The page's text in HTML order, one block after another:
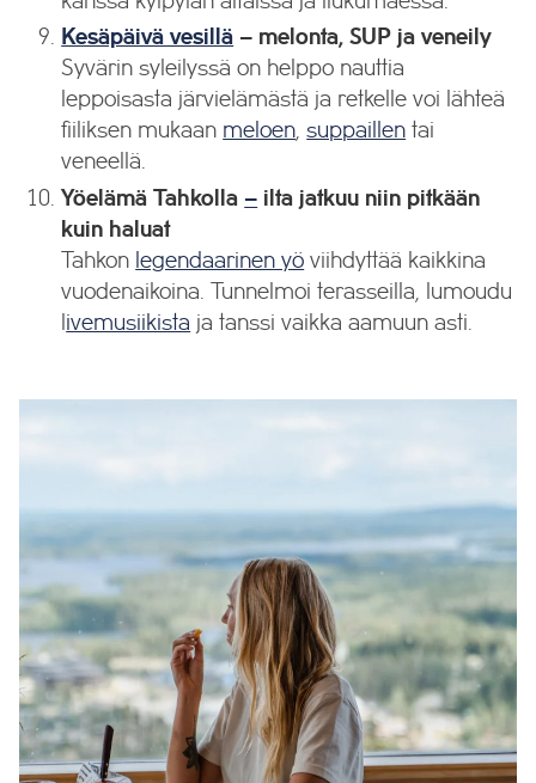
Kesäpäivä vesillä – melonta, SUP ja veneily
Syvärin syleilyssä on helppo nauttia
leppoisasta järvielämästä ja retkelle voi lähteä
fiiliksen mukaan meloen ,suppaillen tai
veneellä.
Yöelämä Tahkolla – ilta jatkuu niin pitkään
kuin haluat
Tahkon legendaarinen yö viihdyttää kaikkina
vuodenaikoina. Tunnelmoi terasseilla, lumoudu
ivemusiikista ja tanssi vaikka aamuun asti.